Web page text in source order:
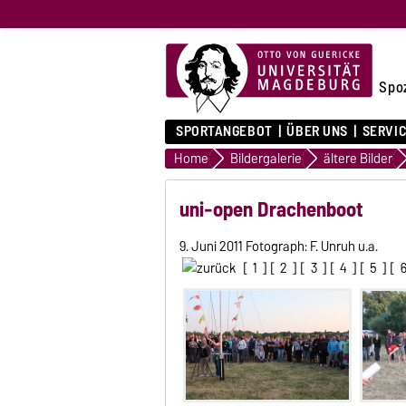
SPORTANGEBOT ÜBER UNS
Home Bildergalerie ältere Bilder
uni-open Drachenboot
9. Juni 2011 Fotograph: F. Unruh u.a.
[ 1 ] [ 2 ] [ 3 ] [ 4 ] [ 5 ] [ 6